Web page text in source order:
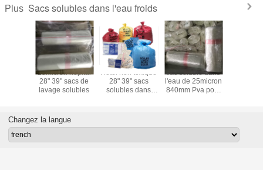
Plus Sacs solubles dans l'eau froids
25micron hôpital
28" 39" sacs de
lavage solubles
Hôtel non toxique
28" 39" sacs
solubles dans
sac soluble dans
l'eau de 25micron
840mm Pva pour
Changez la langue